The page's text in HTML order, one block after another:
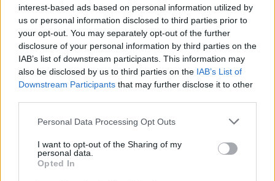
interest-based ads based on personal information utilized by
us or personal information disclosed to third parties prior to
your opt-out. You may separately opt-out of the further
disclosure of your personal information by third parties on the
IAB’s list of downstream participants. This information may
also be disclosed by us to third parties on the IAB’s List of
Downstream Participants that may further disclose it to other
Personal Data Processing Opt Outs
I want to opt-out of the Sharing of my
personal data.
Opted In